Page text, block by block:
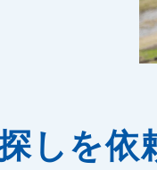
しを依